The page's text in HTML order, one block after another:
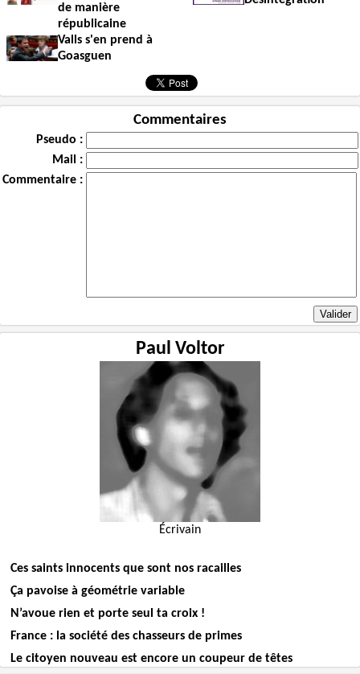
de manière
républicaine
Valls s'en prend à
Goasguen
Commentaires
Pseudo :
Mail :
Commentaire :
Paul Voltor
Écrivain
Ces saints innocents que sont nos racailles
Ça pavoise à géométrie variable
N’avoue rien et porte seul ta croix !
France : la société des chasseurs de primes
Le citoyen nouveau est encore un coupeur de têtes